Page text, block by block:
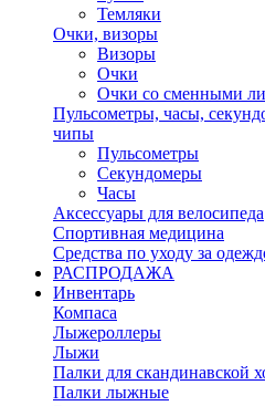
Темляки
Очки, визоры
Визоры
Очки
Очки со сменными
Пульсометры, часы,
чипы
Пульсометры
Секундомеры
Часы
Аксессуары для велосипеда
Спортивная медицина
Средства по уходу за
РАСПРОДАЖА
Инвентарь
Компаса
Лыжероллеры
Лыжи
Палки для скандинавской
Палки лыжные